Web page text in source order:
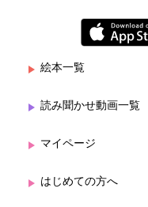
絵本一覧
読み聞かせ動画一覧
マイページ
はじめての方へ